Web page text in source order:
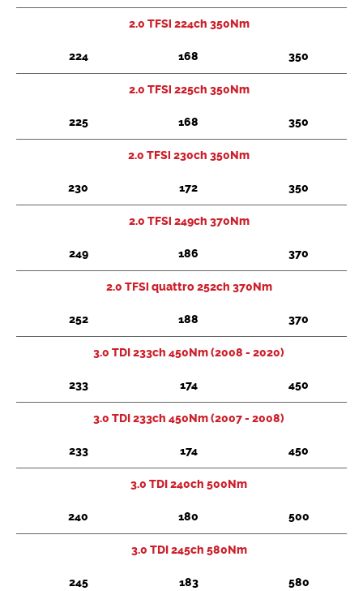
2.0 TFSi 224ch 350Nm
224 168 350
2.0 TFSi 225ch 350Nm
225 168 350
2.0 TFSi 230ch 350Nm
230 172 350
2.0 TFSi 249ch 370Nm
249 186 370
2.0 TFSi quattro 252ch 370Nm
252 188 370
3.0 TDI 233ch 450Nm (2008 - 2020)
233 174 450
3.0 TDI 233ch 450Nm (2007 - 2008)
233 174 450
3.0 TDI 240ch 500Nm
240 180 500
3.0 TDI 245ch 580Nm
245 183 580